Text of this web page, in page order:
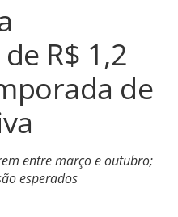
R$ 1,2
de
entre março e outubro;
esperados